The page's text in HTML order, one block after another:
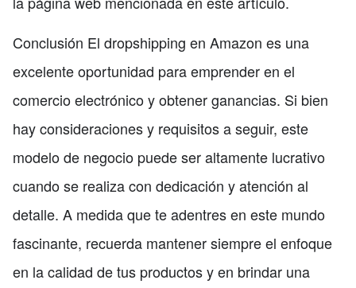
Conclusión El dropshipping en Amazon es una
excelente oportunidad para emprender en el
comercio electrónico y obtener ganancias. Si bien
hay consideraciones y requisitos a seguir, este
modelo de negocio puede ser altamente lucrativo
cuando se realiza con dedicación y atención al
detalle. A medida que te adentres en este mundo
fascinante, recuerda mantener siempre el enfoque
en la calidad de tus productos y en brindar una